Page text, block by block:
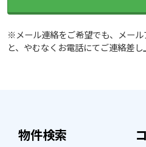
※メール連絡をご希望でも、メー
と、やむなくお電話にてご連絡差し
物件検索